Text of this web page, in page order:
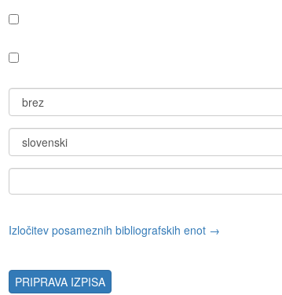
Izločitev posameznih bibliografskih enot →
PRIPRAVA IZPISA